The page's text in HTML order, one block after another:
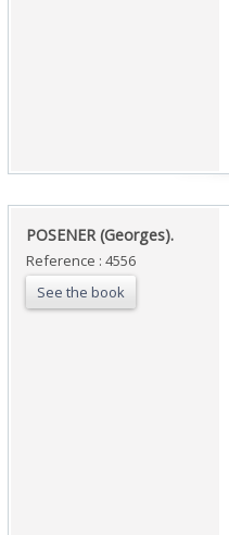
‎POSENER (Georges).‎
Reference : 4556
See the book